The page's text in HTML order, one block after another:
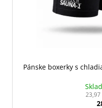
Pánske boxerky s